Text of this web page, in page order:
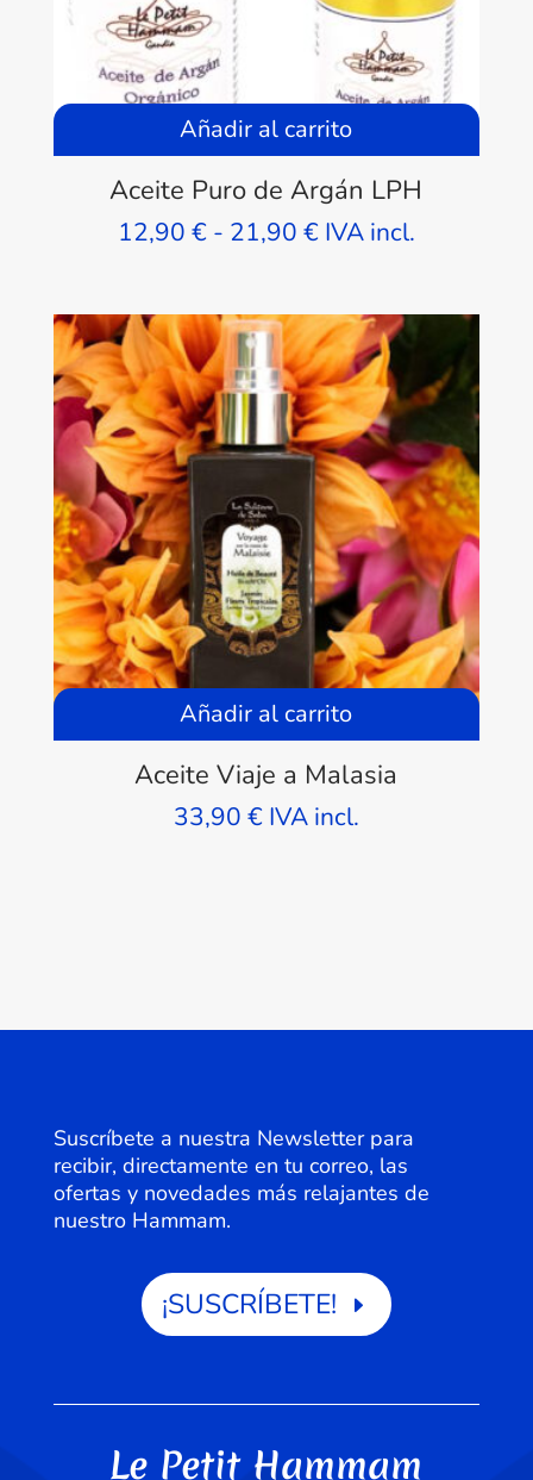
Añadir al carrito
Aceite Puro de Argán LPH
12,90 € - 21,90 €Rango
desde
12,90 €
hasta
21,90 €
IVA incl.
Añadir al carrito
Aceite Viaje a Malasia
33,90 € IVA incl.
Suscríbete a nuestra Newsletter para
recibir, directamente en tu correo, las
ofertas y novedades más relajantes de
nuestro Hammam.
¡SUSCRÍBETE!
Le Petit Hammam